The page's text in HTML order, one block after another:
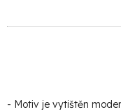
- Motiv je vytištěn